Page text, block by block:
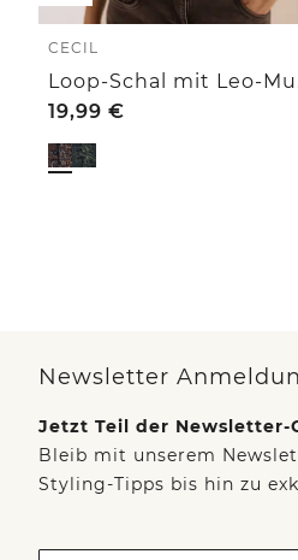
CECIL
19,99 €
Newsletter
Jetzt Teil der
Bleib mit unserem
Styling-Tipps bis hin zu